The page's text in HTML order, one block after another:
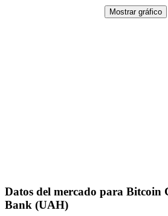
Mostrar gráfico
Datos del mercado para Bitcoin
Bank (UAH)